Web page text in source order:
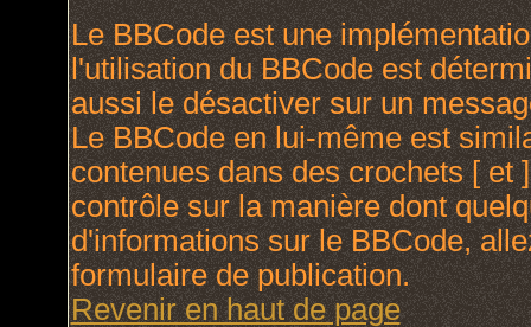
Le BBCode est une
l'utilisation du BBCode est
aussi le désactiver sur un
Le BBCode en lui-même est
contenues dans des crochets [ et
contrôle sur la manière dont
d'informations sur le BBCode,
formulaire de publication.
Revenir en haut de page